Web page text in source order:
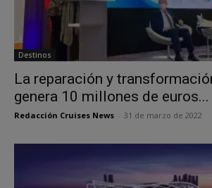
Destinos
La reparación y
genera 10 millones de euros...
Redacción Cruises News 31 de marzo de 2022